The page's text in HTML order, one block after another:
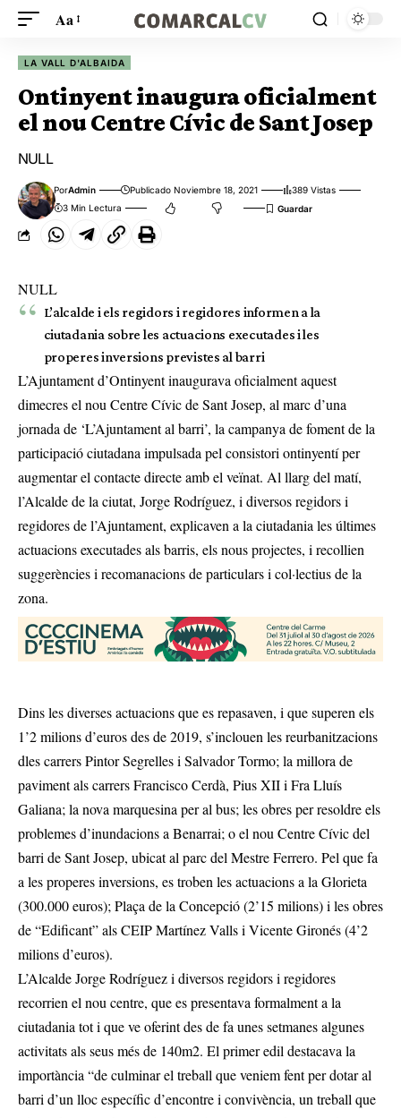
Aa
LA VALL D'ALBAIDA
Ontinyent inaugura oficialment
el nou Centre Cívic de Sant Josep
NULL
PorAdmin Publicado Noviembre 18, 2021
389 Vistas
3 Min Lectura
NULL
L’alcalde i els regidors i regidores informen a la
ciutadania sobre les actuacions executades i les
properes inversions previstes al barri
L’Ajuntament d’Ontinyent inaugurava oficialment aquest
dimecres el nou Centre Cívic de Sant Josep, al marc d’una
jornada de ‘L’Ajuntament al barri’, la campanya de foment de la
participació ciutadana impulsada pel consistori ontinyentí per
augmentar el contacte directe amb el veïnat. Al llarg del matí,
l’Alcalde de la ciutat, Jorge Rodríguez, i diversos regidors i
regidores de l’Ajuntament, explicaven a la ciutadania les últimes
actuacions executades als barris, els nous projectes, i recollien
suggerències i recomanacions de particulars i col·lectius de la
zona.
Dins les diverses actuacions que es repasaven, i que superen els
1’2 milions d’euros des de 2019, s’inclouen les reurbanitzacions
dles carrers Pintor Segrelles i Salvador Tormo; la millora de
paviment als carrers Francisco Cerdà, Pius XII i Fra Lluís
Galiana; la nova marquesina per al bus; les obres per resoldre els
problemes d’inundacions a Benarrai; o el nou Centre Cívic del
barri de Sant Josep, ubicat al parc del Mestre Ferrero. Pel que fa
a les properes inversions, es troben les actuacions a la Glorieta
(300.000 euros); Plaça de la Concepció (2’15 milions) i les obres
de “Edificant” als CEIP Martínez Valls i Vicente Gironés (4’2
milions d’euros).
L’Alcalde Jorge Rodríguez i diversos regidors i regidores
recorrien el nou centre, que es presentava formalment a la
ciutadania tot i que ve oferint des de fa unes setmanes algunes
activitats als seus més de 140m2. El primer edil destacava la
importància “de culminar el treball que veniem fent per dotar al
barri d’un lloc específic d’encontre i convivència, un treball que